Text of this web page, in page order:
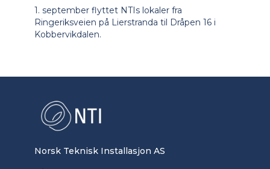
1. september flyttet NTIs lokaler fra
Ringeriksveien på Lierstranda til Dråpen 16 i
Kobbervikdalen.
Norsk Teknisk Installasjon AS